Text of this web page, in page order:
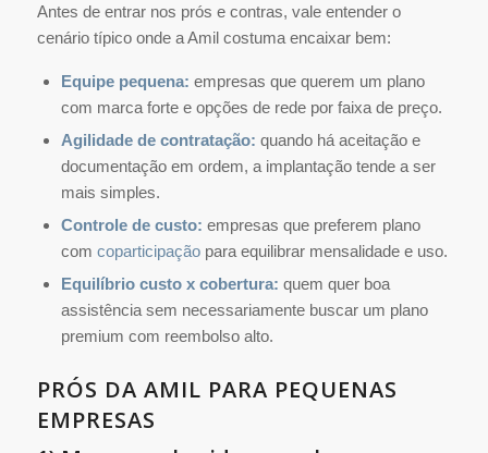
Antes de entrar nos prós e contras, vale entender o
cenário típico onde a Amil costuma encaixar bem:
Equipe pequena: empresas que querem um plano
com marca forte e opções de rede por faixa de preço.
Agilidade de contratação: quando há aceitação e
documentação em ordem, a implantação tende a ser
mais simples.
Controle de custo: empresas que preferem plano
com coparticipaçãopara equilibrar mensalidade e uso.
Equilíbrio custo x cobertura: quem quer boa
assistência sem necessariamente buscar um plano
premium com reembolso alto.
PRÓS DA AMIL PARA PEQUENAS
EMPRESAS